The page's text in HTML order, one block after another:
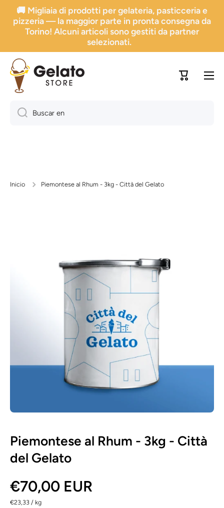
Ir directamente al contenido
🚚 Migliaia di prodotti per gelateria, pasticceria e
pizzeria — la maggior parte in pronta consegna da
Torino! Alcuni articoli sono gestiti da partner
selezionati.
Carrito
Buscar en
Inicio Piemontese al Rhum - 3kg - Città del Gelato
Piemontese al Rhum - 3kg - Città
del Gelato
€70,00 EUR
€23,33 / per
kg